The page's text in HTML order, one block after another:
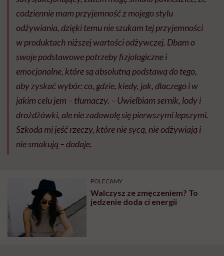
codziennie mam przyjemność z mojego stylu
odżywiania, dzięki temu nie szukam tej przyjemności
w produktach niższej wartości odżywczej. Dbam o
swoje podstawowe potrzeby fizjologiczne i
emocjonalne, które są absolutną podstawą do tego,
aby zyskać wybór: co, gdzie, kiedy, jak, dlaczego i w
jakim celu jem – tłumaczy. – Uwielbiam sernik, lody i
drożdżówki, ale nie zadowolę się pierwszymi lepszymi.
Szkoda mi jeść rzeczy, które nie sycą, nie odżywiają i
nie smakują – dodaje.
POLECAMY
Walczysz ze zmęczeniem? To
jedzenie doda ci energii